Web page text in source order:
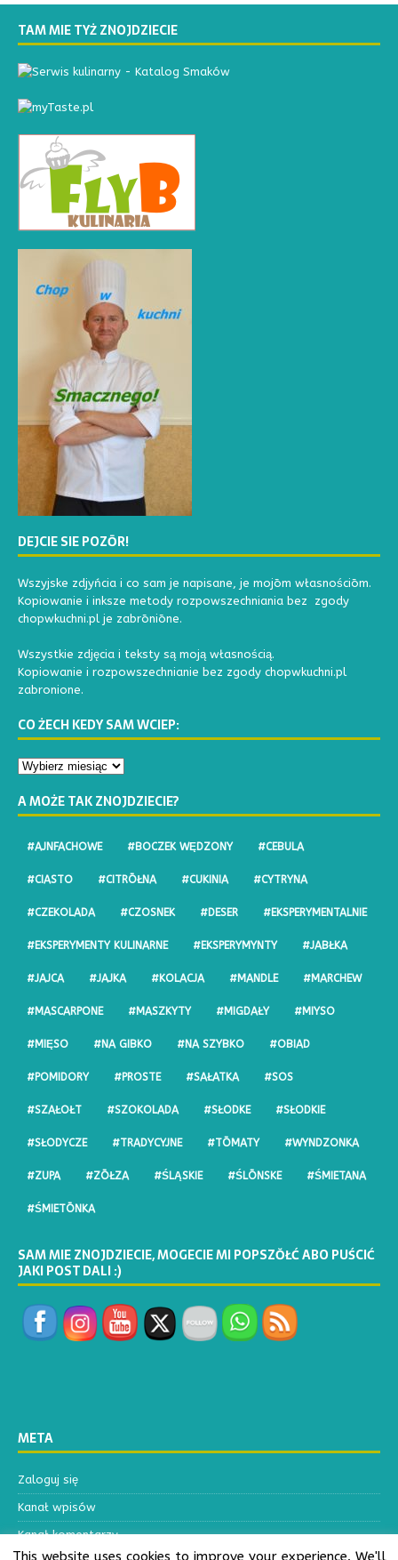
TAM MIE TYŻ ZNOJDZIECIE
DEJCIE SIE POZŌR!
Wszyjske zdjyńcia i co sam je napisane, je mojōm własnościōm.
Kopiowanie i inksze metody rozpowszechniania bez zgody
chopwkuchni.pl je zabrōniōne.
Wszystkie zdjęcia i teksty są moją własnością.
Kopiowanie i rozpowszechnianie bez zgody chopwkuchni.pl
zabronione.
CO ŻECH KEDY SAM WCIEP:
A MOŻE TAK ZNOJDZIECIE?
#AJNFACHOWE #BOCZEK WĘDZONY #CEBULA
#CIASTO #CITRŌŁNA #CUKINIA #CYTRYNA
#CZEKOLADA #CZOSNEK #DESER #EKSPERYMENTALNIE
#EKSPERYMENTY KULINARNE #EKSPERYMYNTY #JABŁKA
#JAJCA #JAJKA #KOLACJA #MANDLE #MARCHEW
#MASCARPONE #MASZKYTY #MIGDAŁY #MIYSO
#MIĘSO #NA GIBKO #NA SZYBKO #OBIAD
#POMIDORY #PROSTE #SAŁATKA #SOS
#SZAŁOŁT #SZOKOLADA #SŁODKE #SŁODKIE
#SŁODYCZE #TRADYCYJNE #TŌMATY #WYNDZONKA
#ZUPA #ZŌŁZA #ŚLĄSKIE #ŚLŌNSKE #ŚMIETANA
#ŚMIETŌNKA
SAM MIE ZNOJDZIECIE, MOGECIE MI POPSZŎŁĆ ABO PUŚCIĆ
JAKI POST DALI :)
META
Zaloguj się
Kanał wpisów
Kanał komentarzy
This website uses cookies to improve your experience. We'll